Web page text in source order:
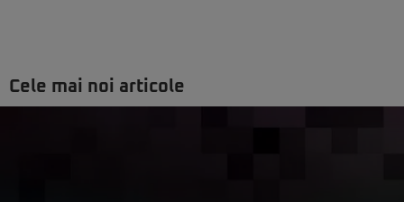
Cele mai noi articole